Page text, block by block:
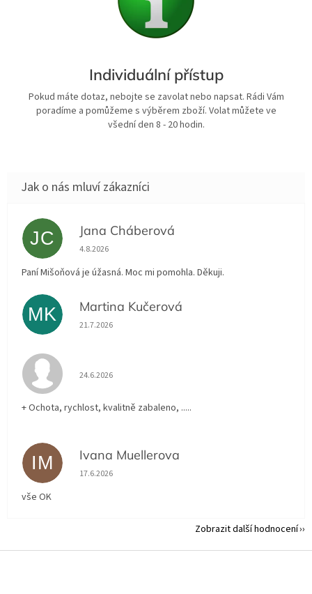
Individuální přístup
Pokud máte dotaz, nebojte se zavolat nebo napsat. Rádi Vám
poradíme a pomůžeme s výběrem zboží. Volat můžete ve
všední den 8 - 20 hodin.
JC Jana Cháberová
Hodnocení obchodu je 5 z 5 hvězdiček.
4.8.2026
Paní Mišoňová je úžasná. Moc mi pomohla. Děkuji.
MK Martina Kučerová
Hodnocení obchodu je 5 z 5 hvězdiček.
21.7.2026
Hodnocení obchodu je 5 z 5 hvězdiček.
24.6.2026
+ Ochota, rychlost, kvalitně zabaleno, .....
IM Ivana Muellerova
Hodnocení obchodu je 5 z 5 hvězdiček.
17.6.2026
vše OK
Zobrazit další hodnocení
Z